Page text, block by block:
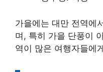
가을에는 대만 전역에
며, 특히 가을 단풍이
역이 많은 여행자들에